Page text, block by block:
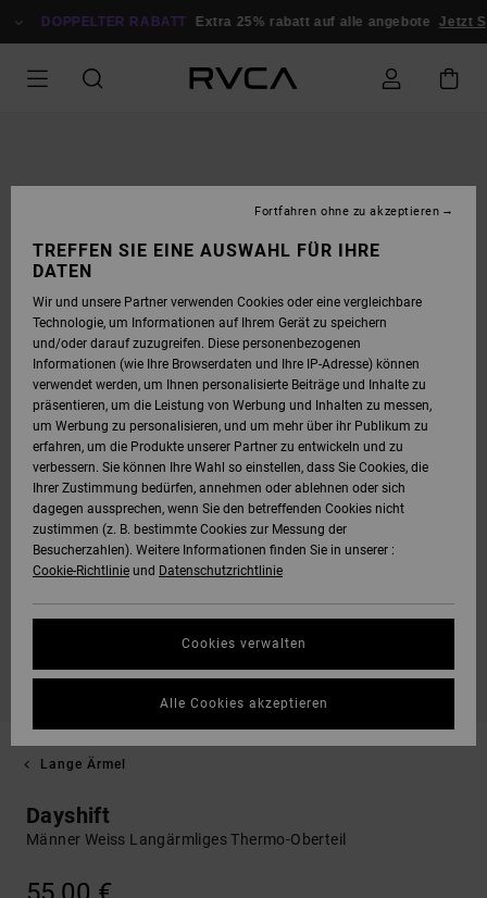
ZUR
DOPPELTER RABATT Extra 25% rabatt auf alle angebote Jetzt
Lange Ärmel
Dayshift
Männer Weiss Langärmliges Thermo-Oberteil
TREFFEN SIE EINE AUSWAHL FÜR IHRE
DATEN
Wir und unsere Partner verwenden Cookies oder eine vergleichbare
Technologie, um Informationen auf Ihrem Gerät zu speichern
und/oder darauf zuzugreifen. Diese personenbezogenen
Informationen (wie Ihre Browserdaten und Ihre IP-Adresse) können
verwendet werden, um Ihnen personalisierte Beiträge und Inhalte zu
präsentieren, um die Leistung von Werbung und Inhalten zu messen,
um Werbung zu personalisieren, und um mehr über ihr Publikum zu
erfahren, um die Produkte unserer Partner zu entwickeln und zu
verbessern. Sie können Ihre Wahl so einstellen, dass Sie Cookies, die
Ihrer Zustimmung bedürfen, annehmen oder ablehnen oder sich
dagegen aussprechen, wenn Sie den betreffenden Cookies nicht
zustimmen (z. B. bestimmte Cookies zur Messung der
Besucherzahlen). Weitere Informationen finden Sie in unserer :
Cookie-Richtlinie und Datenschutzrichtlinie
Cookies verwalten
Fortfahren ohne zu akzeptieren
Alle Cookies akzeptieren